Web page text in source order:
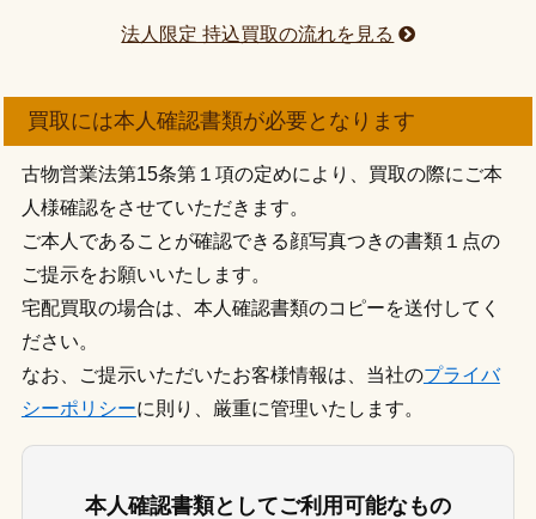
法人限定 持込買取の流れを見る
買取には本人確認書類が必要となります
古物営業法第15条第１項の定めにより、買取の際にご本
人様確認をさせていただきます。
ご本人であることが確認できる顔写真つきの書類１点の
ご提示をお願いいたします。
宅配買取の場合は、本人確認書類のコピーを送付してく
ださい。
なお、ご提示いただいたお客様情報は、当社のプライバ
シーポリシーに則り、厳重に管理いたします。
本人確認書類としてご利用可能なもの